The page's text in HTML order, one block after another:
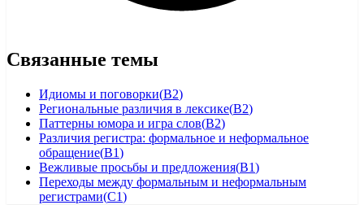
Связанные темы
Идиомы и поговорки(B2)
Региональные различия в лексике(B2)
Паттерны юмора и игра слов(B2)
Различия регистра: формальное и неформальное
обращение(B1)
Вежливые просьбы и предложения(B1)
Переходы между формальным и неформальным
регистрами(C1)